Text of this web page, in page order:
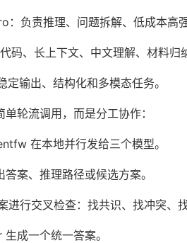
：负责推理、问题拆解、低成本高强
码、长上下文、中文理解、材料归
输出、结构化和多模态任务。
轮流调用，而是分工协作：
在本地并行发给三个模型。
案、推理路径或候选方案。
进行交叉检查：找共识、找冲突、找
成一个统一答案。